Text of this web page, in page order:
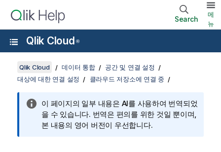
Search
메
뉴
Qlik Cloud ®
Qlik Cloud 데이터 통합
공간 및 연결 설정
대상에 대한 연결 설정
클라우드 저장소에 연결 중
이 페이지의 일부 내용은 AI를 사용하여 번역되었
을 수 있습니다. 번역은 편의를 위한 것일 뿐이며,
본 내용의 영어 버전이 우선합니다.